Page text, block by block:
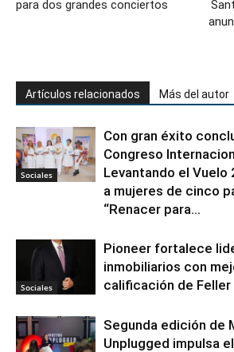
para dos grandes conciertos
Artículos relacionados Más del autor
Sociales
Con gran éxito
Congreso
Levantando el Vuelo
a mujeres de cinco
“Renacer para...
Sociales
Pioneer fortalece
inmobiliarios con
calificación de Feller
Segunda edición de
Unplugged impulsa